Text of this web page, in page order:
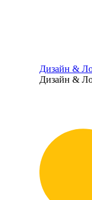
Дизайн &
Дизайн &